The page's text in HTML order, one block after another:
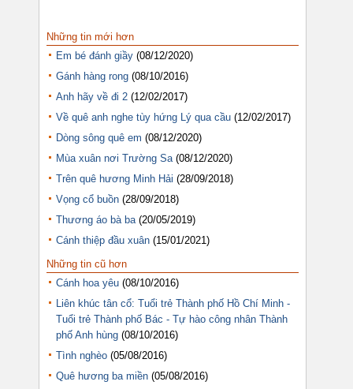
Những tin mới hơn
Em bé đánh giầy (08/12/2020)
Gánh hàng rong (08/10/2016)
Anh hãy về đi 2 (12/02/2017)
Về quê anh nghe tùy hứng Lý qua cầu (12/02/2017)
Dòng sông quê em (08/12/2020)
Mùa xuân nơi Trường Sa (08/12/2020)
Trên quê hương Minh Hải (28/09/2018)
Vọng cổ buồn (28/09/2018)
Thương áo bà ba (20/05/2019)
Cánh thiệp đầu xuân (15/01/2021)
Những tin cũ hơn
Cánh hoa yêu (08/10/2016)
Liên khúc tân cổ: Tuổi trẻ Thành phố Hồ Chí Minh -
Tuổi trẻ Thành phố Bác - Tự hào công nhân Thành
phố Anh hùng (08/10/2016)
Tình nghèo (05/08/2016)
Quê hương ba miền (05/08/2016)